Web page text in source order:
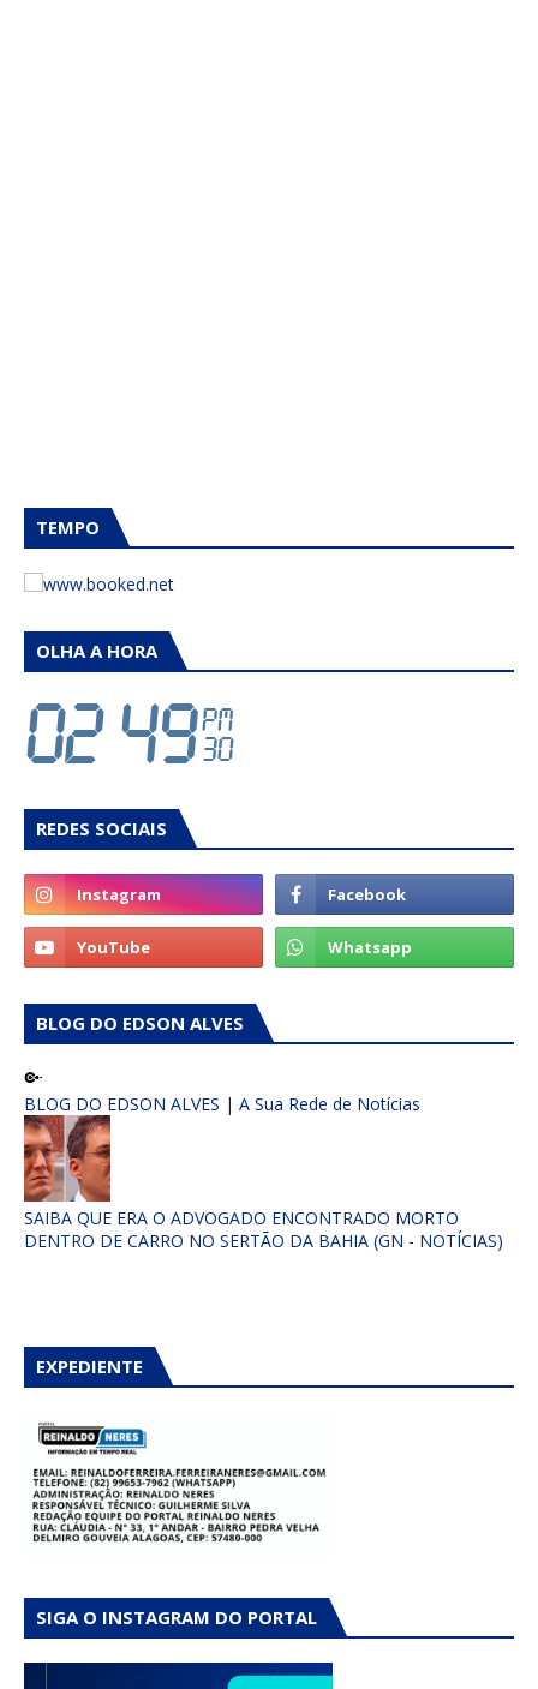
TEMPO
OLHA A HORA
REDES SOCIAIS
BLOG DO EDSON ALVES
BLOG DO EDSON ALVES | A Sua Rede de Notícias
SAIBA QUE ERA O ADVOGADO ENCONTRADO MORTO
DENTRO DE CARRO NO SERTÃO DA BAHIA (GN - NOTÍCIAS)
EXPEDIENTE
SIGA O INSTAGRAM DO PORTAL